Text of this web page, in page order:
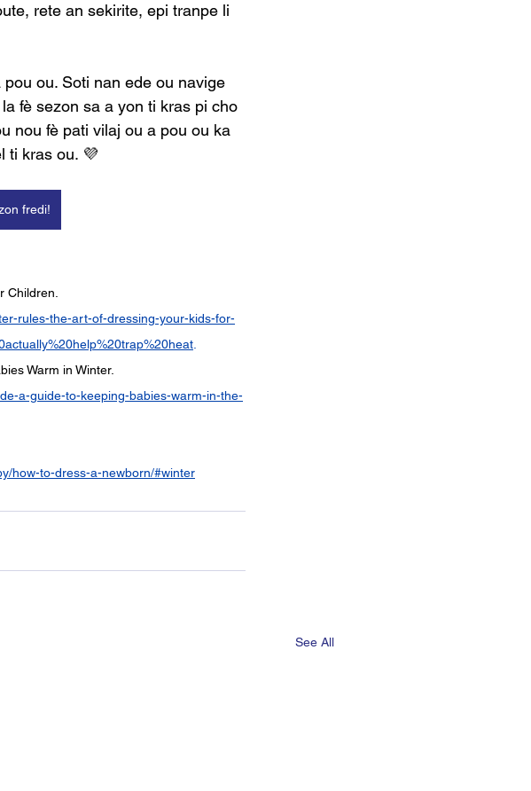
rete an sekirite, epi tranpe li
pou ou. Soti nan ede ou navige
fè sezon sa a yon ti kras pi cho
nou fè pati vilaj ou a pou ou ka
ti kras ou. 💜
fredi!
Children.
rules-the-art-of-dressing-your-kids-for-
.
Warm in Winter.
a-guide-to-keeping-babies-warm-in-the-
how-to-dress-a-newborn/#winter
See All